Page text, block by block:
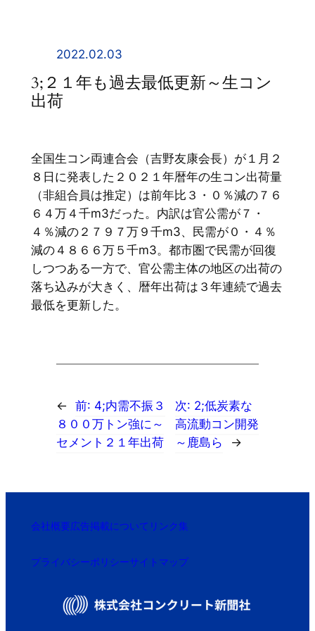
2022.02.03
3;２１年も過去最低更新～生コン
出荷
全国生コン両連合会（吉野友康会長）が１月２
８日に発表した２０２１年暦年の生コン出荷量
（非組合員は推定）は前年比３・０％減の７６
６４万４千m3だった。内訳は官公需が７・
４％減の２７９７万９千m3、民需が０・４％
減の４８６６万５千m3。都市圏で民需が回復
しつつある一方で、官公需主体の地区の出荷の
落ち込みが大きく、暦年出荷は３年連続で過去
最低を更新した。
← 前: 4;内需不振３
８００万トン強に～
セメント２１年出荷
次: 2;低炭素な
高流動コン開発
～鹿島ら
→
会社概要広告掲載について リンク集
プライバシーポリシーサイトマップ